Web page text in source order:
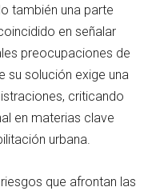
también una parte
en señalar
preocupaciones de
su solución exige una
criticando
en materias clave
urbana.
que afrontan las